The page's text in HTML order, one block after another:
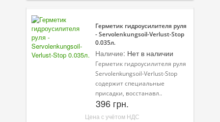
Герметик гидроусилителя руля
- Servolenkungsoil-Verlust-Stop
0.035л.
Наличие: Нет в наличии
Герметик гидроусилителя руля
Servolenkungsoil-Verlust-Stop
содержит специальные
присадки, восстанавл..
396 грн.
Цена с учётом НДС